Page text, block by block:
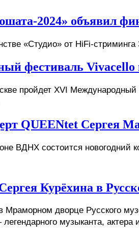
2024» объявил
«Студио» от HiFi-
фестиваль Vivacello
пройдет XVI
QUEENtet Сергея
ВДНХ состоится новогодний
Курёхина в
Мраморном дворце Русского
музыканта, актера